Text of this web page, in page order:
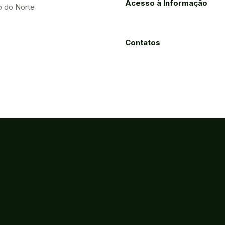
do Norte
Acesso à Informação
Contatos